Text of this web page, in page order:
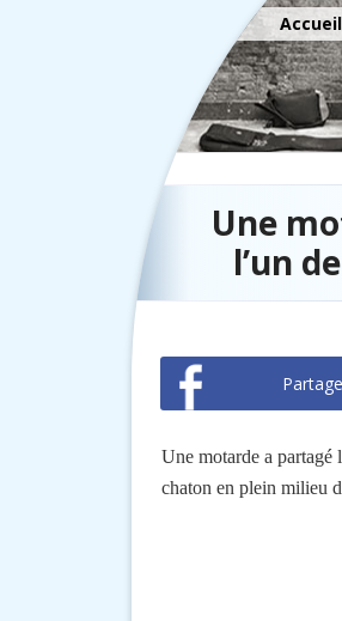
Accueil
Une
l’un
Une motarde a partagé
chaton en plein milieu